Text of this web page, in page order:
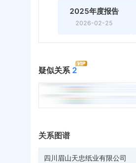
2025年度报告
2026-02-25
疑似关系 2
关系图谱
四川眉山天忠纸业有限公司